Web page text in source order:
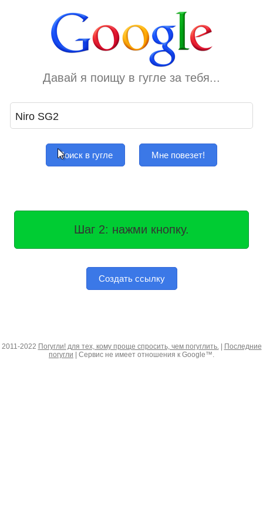
Давай я поищу в гугле за тебя...
Поиск в гугле Мне повезет!
Шаг 2: нажми кнопку.
Создать ссылку
2011-2022 Погугли! для тех, кому проще спросить, чем погуглить.|
Последние
погугли | Сервис не имеет отношения к Google™.